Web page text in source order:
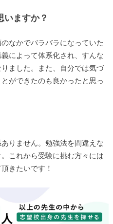
いますか？
なかでバラバラになっていた
によって体系化され、すんな
ました。また、自分では気づ
ができたのも良かったと思っ
りません。勉強法を間違えな
これから受験に挑む方々には
きたいです！